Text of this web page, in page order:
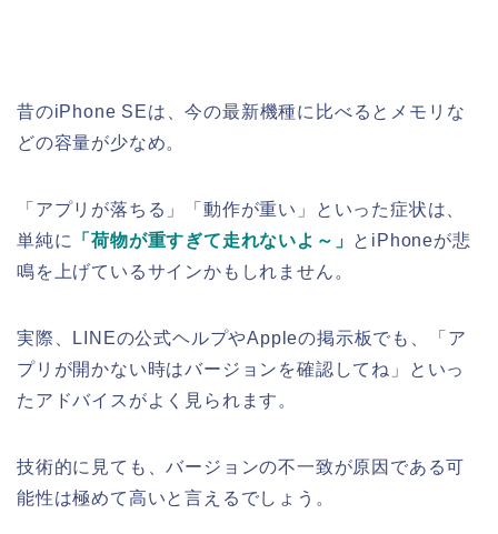
昔のiPhone SEは、今の最新機種に比べるとメモリな
どの容量が少なめ。
「アプリが落ちる」「動作が重い」といった症状は、
単純に 「荷物が重すぎて走れないよ～」 とiPhoneが悲
鳴を上げているサインかもしれません。
実際、LINEの公式ヘルプやAppleの掲示板でも、「ア
プリが開かない時はバージョンを確認してね」といっ
たアドバイスがよく見られます。
技術的に見ても、バージョンの不一致が原因である可
能性は極めて高いと言えるでしょう。